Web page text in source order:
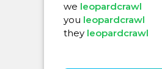
we leopardcrawl
you leopardcrawl
they leopardcrawl